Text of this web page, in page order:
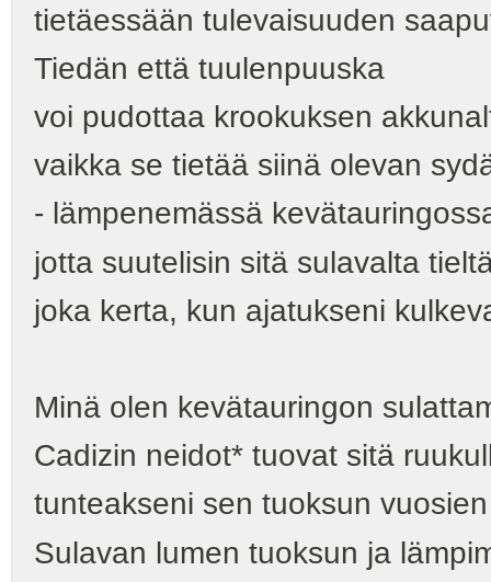
tietäessään tulevaisuuden
Tiedän että tuulenpuuska
voi pudottaa krookuksen
vaikka se tietää siinä olevan
- lämpenemässä
jotta suutelisin sitä sulavalta
joka kerta, kun ajatukseni
Minä olen kevätauringon
Cadizin neidot* tuovat sitä
tunteakseni sen tuoksun
Sulavan lumen tuoksun ja